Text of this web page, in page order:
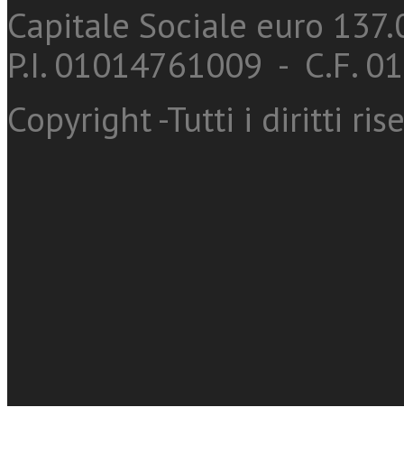
Capitale Sociale euro
P.I. 01014761009 - C.F.
Copyright -Tutti i diritti